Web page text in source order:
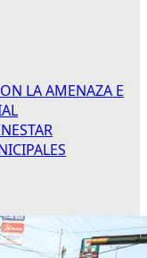
LA AMENAZA E